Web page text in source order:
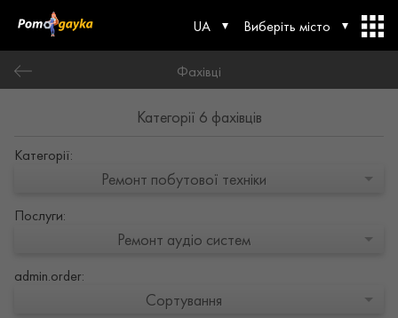
UA Виберіть місто
Фахівці
Категорії 6 фахівців
Категорії:
Ремонт побутової техніки
Послуги:
Ремонт аудіо систем
admin.order:
Сортування